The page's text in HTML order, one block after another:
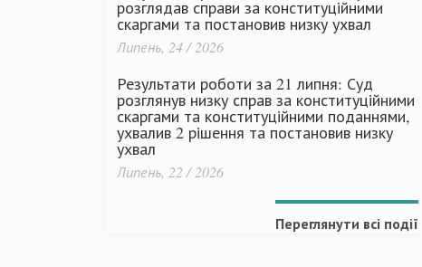
розглядав справи за конституційними
скаргами та постановив низку ухвал
Липень, 24 / 2026
Результати роботи за 21 липня: Суд
розглянув низку справ за конституційними
скаргами та конституційними поданнями,
ухвалив 2 рішення та постановив низку
ухвал
Липень, 22 / 2026
Переглянути всі події